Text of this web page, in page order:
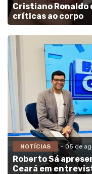
Cristiano Ronaldo
críticas ao corpo
NOTÍCIAS - 05 de
Roberto Sá
Ceará em